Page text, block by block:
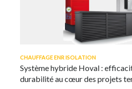
CHAUFFAGE ENR ISOLATION
Système hybride Hoval :
durabilité au cœur des projets